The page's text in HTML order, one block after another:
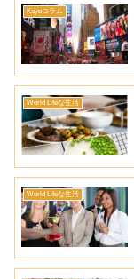
Kayoコラム
World Lifeな生活
World Lifeな生活